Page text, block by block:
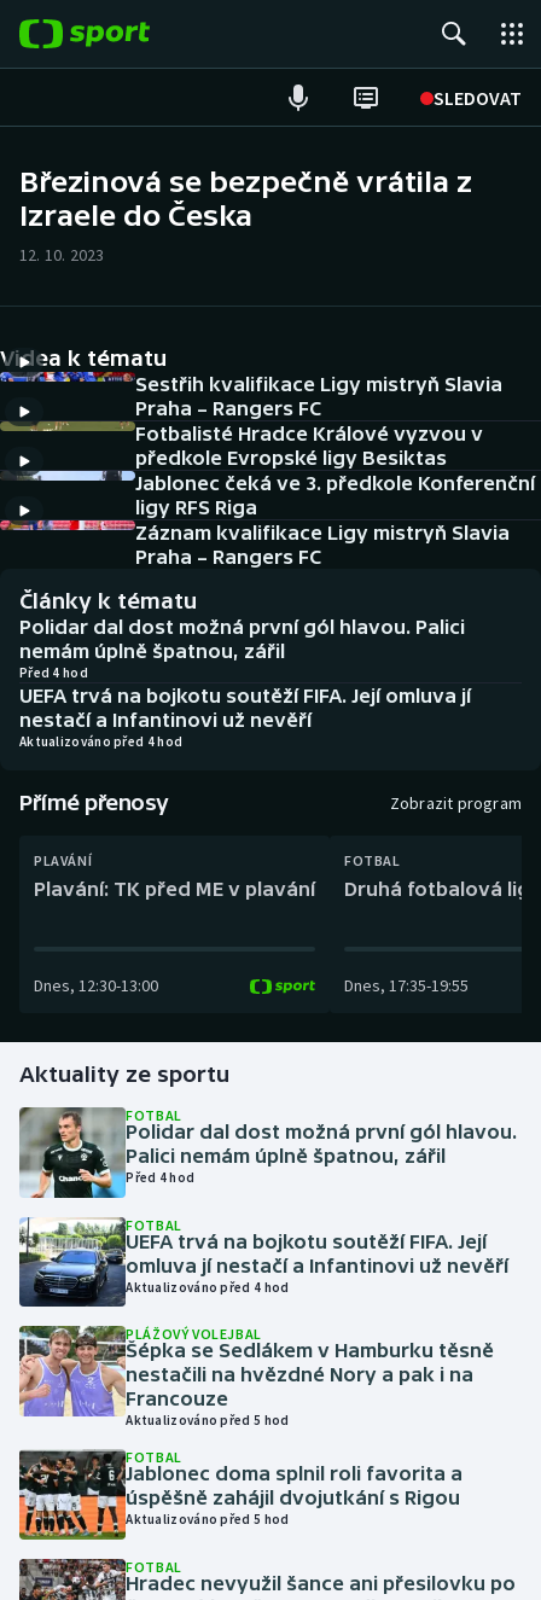
SLEDOVAT
Hokej
Cyklistika
DALŠÍ SPORTY
Americký fotbal
Baseball a softbal
Basketbal
Biatlon
Boby a skeleton
Box
Curling
Golf
Gymnastika
Házená
Jezdectví
Judo
Krasobruslení
Lyže a snowboard
Moderní pětiboj
NEPŘEHLÉDNĚTE
Historické návraty
Aplikace ČT sport
AZ kvíz
Březinová se bezpečně vrátila z
Izraele do Česka
12. 10. 2023
Videa k tématu
Sestřih kvalifikace Ligy mistryň Slavia
Praha – Rangers FC
Fotbalisté Hradce Králové vyzvou v
předkole Evropské ligy Besiktas
Jablonec čeká ve 3. předkole Konferenční
ligy RFS Riga
Záznam kvalifikace Ligy mistryň Slavia
Praha – Rangers FC
Články k tématu
Polidar dal dost možná první gól hlavou. Palici
nemám úplně špatnou, zářil
Před 4 hod
UEFA trvá na bojkotu soutěží FIFA. Její omluva jí
nestačí a Infantinovi už nevěří
Aktualizováno před 4 hod
Přímé přenosy Zobrazit program
PLAVÁNÍ
Plavání: TK před ME v plavání
Dnes, 12:30-13:00
FOTBAL
Druhá fotbalová
Dnes, 17:35-19:55
Aktuality ze sportu
FOTBAL
Polidar dal dost možná první gól hlavou.
Palici nemám úplně špatnou, zářil
Před 4 hod
FOTBAL
UEFA trvá na bojkotu soutěží FIFA. Její
omluva jí nestačí a Infantinovi už nevěří
Aktualizováno před 4 hod
PLÁŽOVÝ VOLEJBAL
Šépka se Sedlákem v Hamburku těsně
nestačili na hvězdné Nory a pak i na
Francouze
Aktualizováno před 5 hod
FOTBAL
Jablonec doma splnil roli favorita a
úspěšně zahájil dvojutkání s Rigou
Aktualizováno před 5 hod
FOTBAL
Hradec nevyužil šance ani přesilovku po